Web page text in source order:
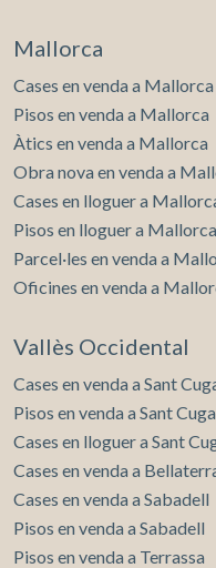
Mallorca
Cases en venda a Mallorca
Pisos en venda a Mallorca
Àtics en venda a Mallorca
Obra nova en venda a
Cases en lloguer a
Pisos en lloguer a Mallorca
Parcel·les en venda a
Oficines en venda a
Vallès Occidental
Cases en venda a Sant
Pisos en venda a Sant
Cases en lloguer a Sant
Cases en venda a
Cases en venda a Sabadell
Pisos en venda a Sabadell
Pisos en venda a Terrassa